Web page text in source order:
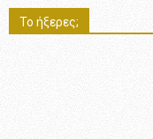
Το ήξερες;